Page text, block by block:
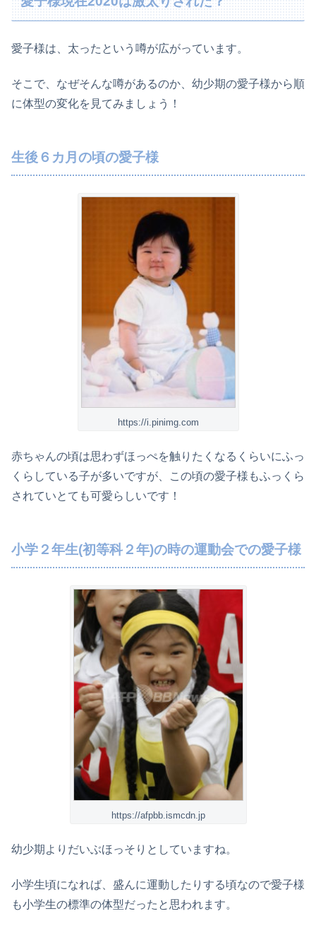
愛子様は、太ったという噂が広がっています。
そこで、なぜそんな噂があるのか、幼少期の愛子様から順
に体型の変化を見てみましょう！
生後６カ月の頃の愛子様
https://i.pinimg.com
赤ちゃんの頃は思わずほっぺを触りたくなるくらいにふっ
くらしている子が多いですが、この頃の愛子様もふっくら
されていとても可愛らしいです！
小学２年生(初等科２年)の時の運動会での愛子様
https://afpbb.ismcdn.jp
幼少期よりだいぶほっそりとしていますね。
小学生頃になれば、盛んに運動したりする頃なので愛子様
も小学生の標準の体型だったと思われます。